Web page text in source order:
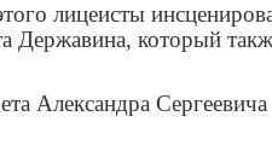
лицеисты
Державина, который
Александра Сергеевича